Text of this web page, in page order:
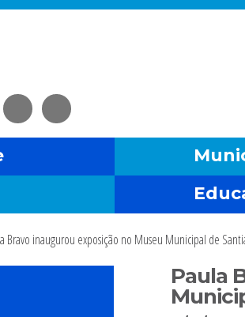
Bravo inaugurou exposição no Museu Municipal de
Paula